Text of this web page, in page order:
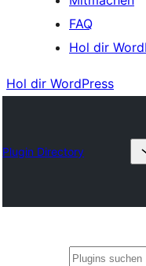
FAQ
Hol dir
Hol dir WordPress
Plugin Directory
Suchen